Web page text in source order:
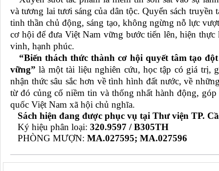
và tương lai tươi sáng của dân tộc. Quyển sách
tinh thần chủ động, sáng tạo, không ngừng nỗ lực
cơ hội để đưa Việt Nam vững bước tiến lên, hiện
vinh, hạnh phúc.
“Biến thách thức thành cơ hội quyết tâm tạo
vững” là một tài liệu nghiên cứu, học tập có giá trị,
nhận thức sâu sắc hơn về tình hình đất nước, về
từ đó củng cố niềm tin và thống nhất hành động,
quốc Việt Nam xã hội chủ nghĩa.
Sách hiện đang được phục vụ tại Thư viện TP.
Ký hiệu phân loại: 320.9597 / B305TH
PHÒNG MƯỢN: MA.027595; MA.027596